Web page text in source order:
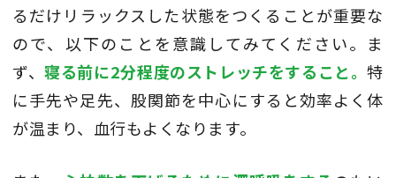
るだけリラックスした状態をつくることが重要な
ので、以下のことを意識してみてください。ま
ず、寝る前に2分程度のストレッチをすること。特
に手先や足先、股関節を中心にすると効率よく体
が温まり、血行もよくなります。